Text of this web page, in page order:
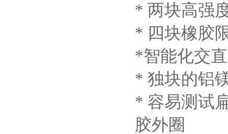
* 两块高强
* 四块橡胶
*智能化交
* 独块的铝
* 容易测试
胶外圈